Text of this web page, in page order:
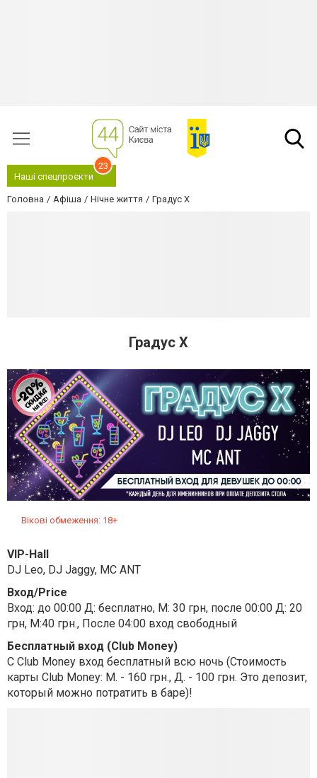
Наші спецпроєкти
23
Головна Афіша Нічне життя Градус Х
Градус Х
Вікові обмеження: 18+
VIP-Hall
DJ Leo, DJ Jaggy, MC ANT
Вход/Price
Вход: до 00:00 Д: бесплатно, М: 30 грн, после 00:00 Д: 20
грн, М:40 грн., После 04:00 вход свободный
Бесплатный вход (Club Money)
С Club Money вход бесплатный всю ночь (Стоимость
карты Club Money: М. - 160 грн., Д. - 100 грн. Это депозит,
который можно потратить в баре)!